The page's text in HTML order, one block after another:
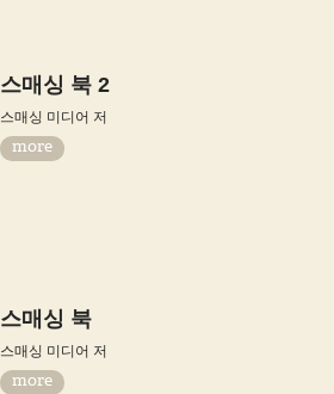
스매싱 북 2
스매싱 미디어 저
more
스매싱 북
스매싱 미디어 저
more